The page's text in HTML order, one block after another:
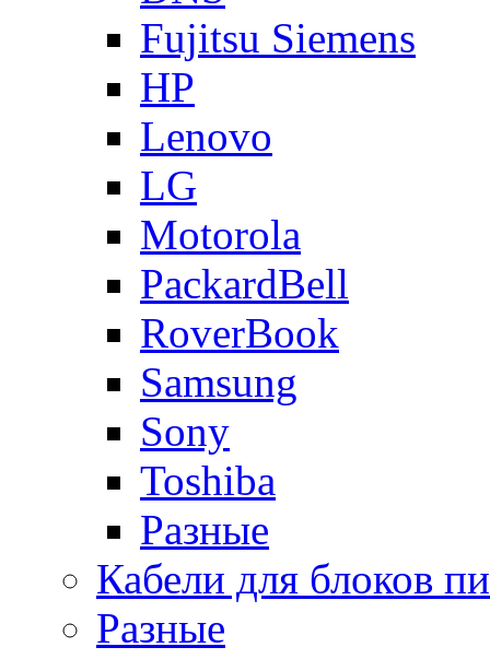
Fujitsu Siemens
HP
Lenovo
LG
Motorola
PackardBell
RoverBook
Samsung
Sony
Toshiba
Разные
Кабели для блоков
Разные